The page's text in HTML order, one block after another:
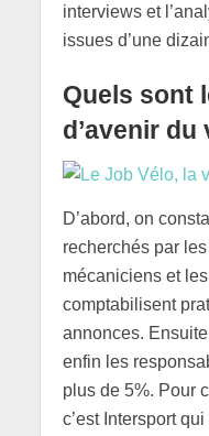
interviews et
issues d’une
Quels sont
d’avenir du
D’abord, on
recherchés par
mécaniciens et
comptabilisent
annonces.
enfin les
plus de 5%. Pour
c’est Intersport